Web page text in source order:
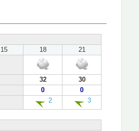
15 18
21
32
30
0
0
2 3